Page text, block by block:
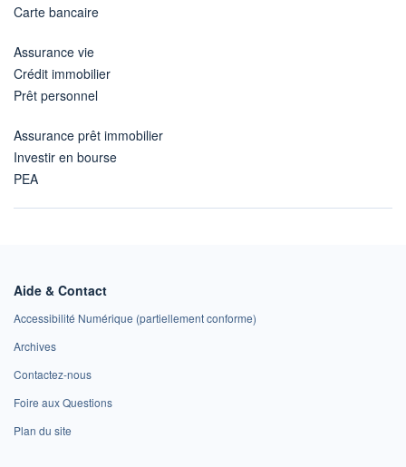
Carte bancaire
Assurance vie
Crédit immobilier
Prêt personnel
Assurance prêt immobilier
Investir en bourse
PEA
Aide & Contact
Accessibilité Numérique (partiellement conforme)
Archives
Contactez-nous
Foire aux Questions
Plan du site